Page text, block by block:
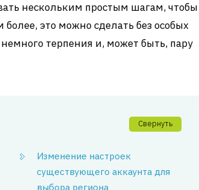
нескольким простым шагам, чтобы
это можно сделать без особых
терпения и, может быть, пару
Свернуть
Изменение настроек
существующего аккаунта для
выбора региона